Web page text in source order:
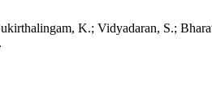
K.; Vidyadaran, S.;